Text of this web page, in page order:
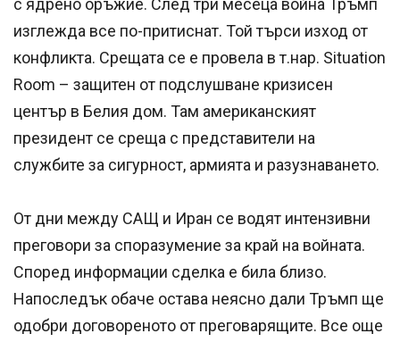
с ядрено оръжие. След три месеца война Тръмп
изглежда все по-притиснат. Той търси изход от
конфликта. Срещата се е провела в т.нар. Situation
Room – защитен от подслушване кризисен
център в Белия дом. Там американският
президент се среща с представители на
службите за сигурност, армията и разузнаването.
От дни между САЩ и Иран се водят интензивни
преговори за споразумение за край на войната.
Според информации сделка е била близо.
Напоследък обаче остава неясно дали Тръмп ще
одобри договореното от преговарящите. Все още